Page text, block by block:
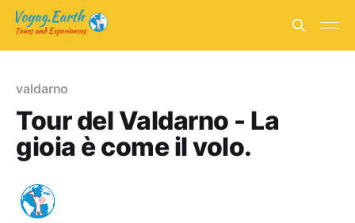
valdarno
Tour del Valdarno - La
gioia è come il volo.